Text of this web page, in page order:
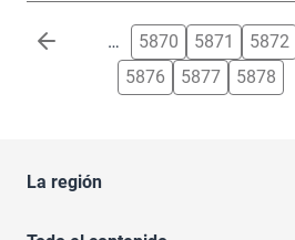
Paginación … 5870 5871 5872
5876
5877 5878
La región